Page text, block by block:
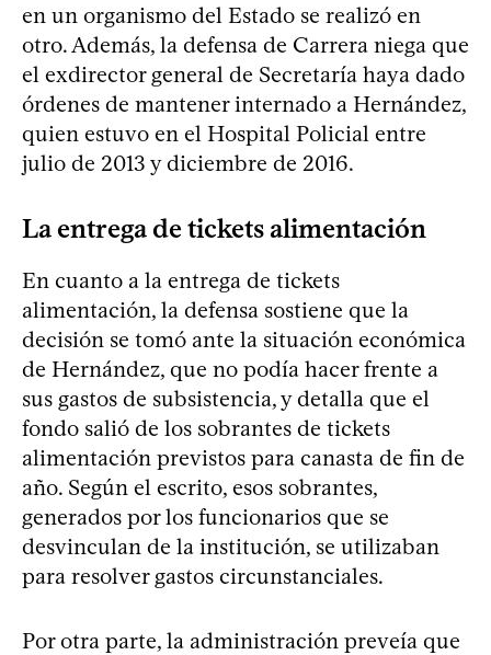
en un organismo del Estado se realizó en
otro. Además, la defensa de Carrera niega que
el exdirector general de Secretaría haya dado
órdenes de mantener internado a Hernández,
quien estuvo en el Hospital Policial entre
julio de 2013 y diciembre de 2016.
La entrega de tickets alimentación
En cuanto a la entrega de tickets
alimentación, la defensa sostiene que la
decisión se tomó ante la situación económica
de Hernández, que no podía hacer frente a
sus gastos de subsistencia, y detalla que el
fondo salió de los sobrantes de tickets
alimentación previstos para canasta de fin de
año. Según el escrito, esos sobrantes,
generados por los funcionarios que se
desvinculan de la institución, se utilizaban
para resolver gastos circunstanciales.
Por otra parte, la administración preveía que